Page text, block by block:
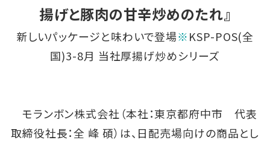
揚げと豚肉の甘辛炒めのたれ』
新しいパッケージと味わいで登場※KSP-POS(全
国)3-8月 当社厚揚げ炒めシリーズ
モランボン株式会社（本社：東京都府中市 代表
取締役社長：全 峰 碩）は、日配売場向けの商品とし